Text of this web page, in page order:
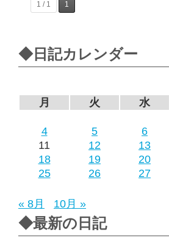
1 / 1 1
◆日記カレンダー
月
火 水
4
5 6
11
12 13
18
19 20
25
26 27
« 8月 10月 »
◆最新の日記